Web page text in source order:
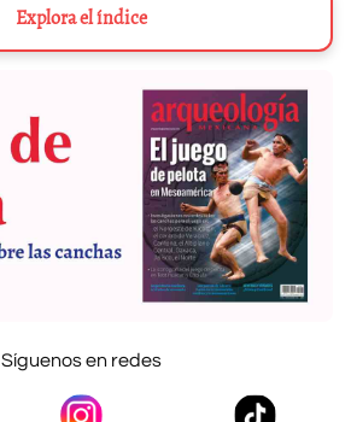
Explora el índice
Síguenos en redes